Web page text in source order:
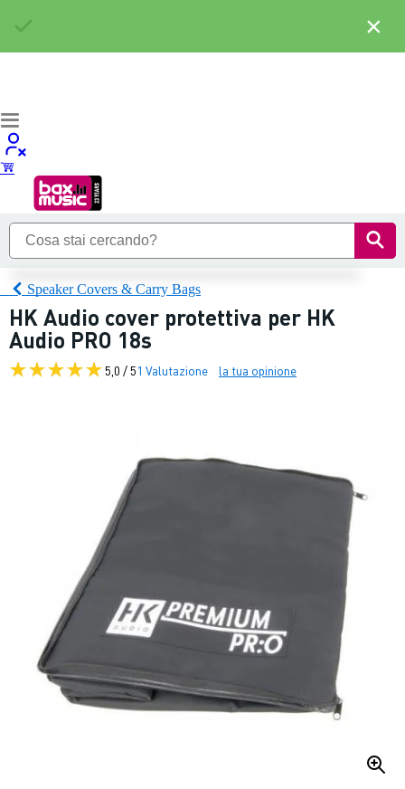
Speaker Covers & Carry Bags
HK Audio cover protettiva per HK
Audio PRO 18s
5,0 / 51 Valutazione la tua opinione
×